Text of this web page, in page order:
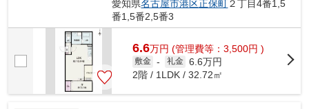
愛知県名古屋市港区正保町２丁目4番1,5
番1,5番2,5番3
6.6万円 (管理費等：3,500円 )
敷金 - 礼金 6.6万円
2階 / 1LDK / 32.72㎡